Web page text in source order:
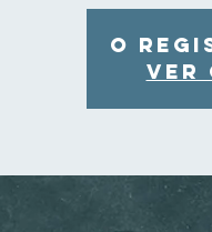
O
Ver